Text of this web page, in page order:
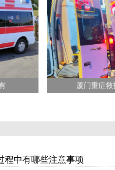
厦门重症
程中有哪些注意事项